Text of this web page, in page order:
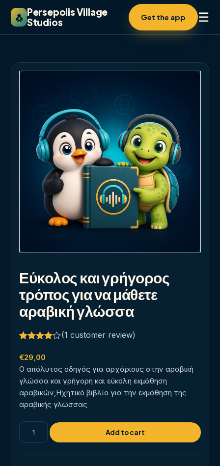
🐧 Persepolis Village
Studios
Get the app ☰
Εύκολος και γρήγορος
τρόπος για να μάθετε
αραβική γλώσσα
4.00 out
of 5
based
on
customer
rating
(1 customer review)
€29,00
Ο απόλυτος οδηγός για αρχάριους στην αραβική
γλώσσα και γρήγορη και εύκολη εκμάθηση
αραβικών,Ηχητικό βιβλίο για την εκμάθηση της
αραβικής γλώσσας
Εύκολος
και
Add to cart